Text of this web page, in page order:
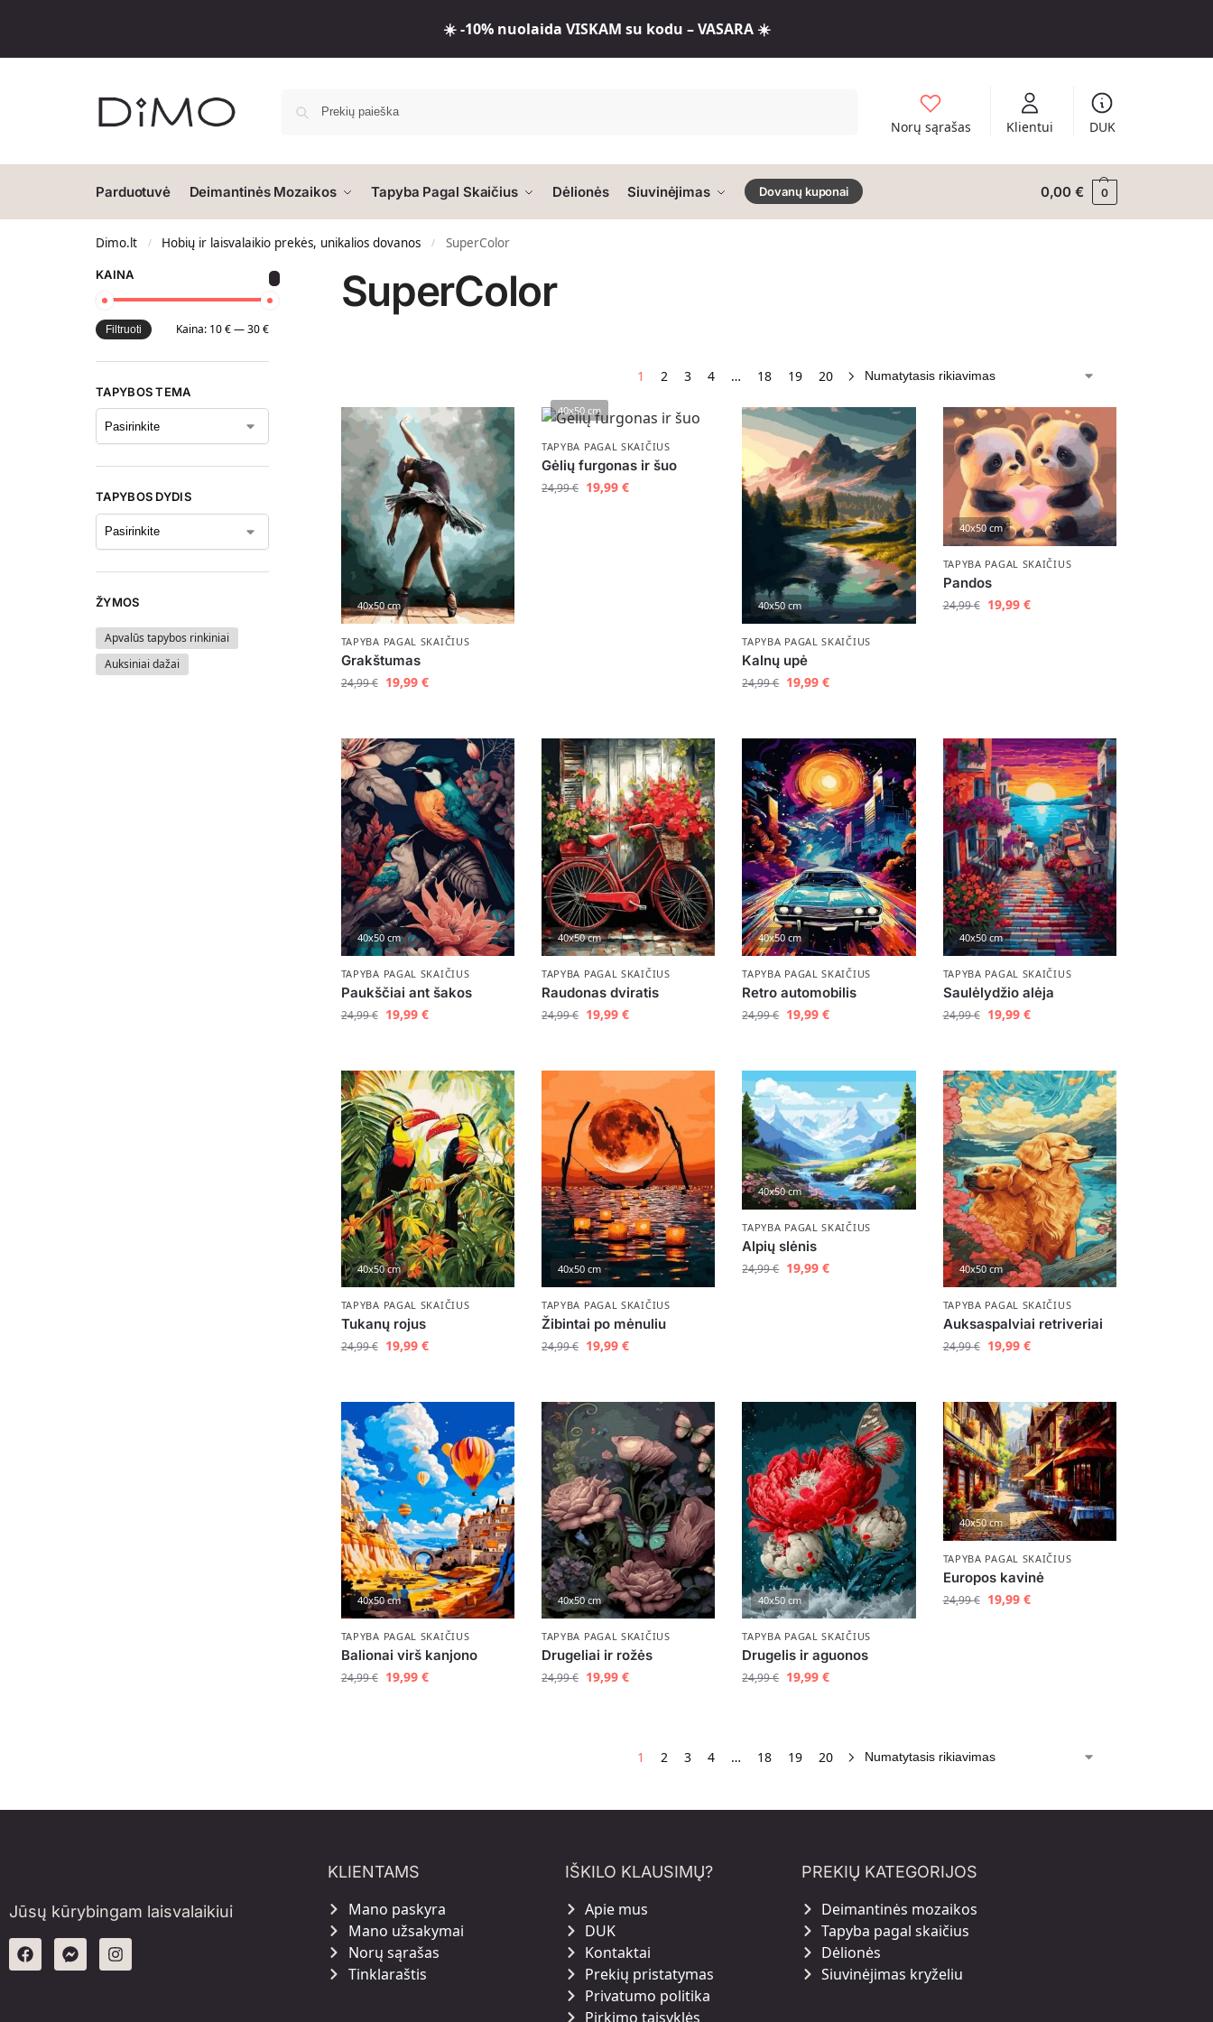
☀️ -10% nuolaida VISKAM su kodu – VASARA ☀️
Norų sąrašas Klientui DUK
Parduotuvė Deimantinės Mozaikos Tapyba Pagal Skaičius Dėlionės Siuvinėjimas Dovanų kuponai 0,00€ 0
Dimo.lt / Hobių ir laisvalaikio prekės, unikalios dovanos / SuperColor
SuperColor
1 2 3 4 … 18 19 20
40x50 cm
TAPYBA PAGAL SKAIČIUS
Grakštumas
24,99€ 19,99 €
40x50 cm
TAPYBA PAGAL SKAIČIUS
Gėlių furgonas ir šuo
24,99€ 19,99 €
40x50 cm
TAPYBA PAGAL SKAIČIUS
Kalnų upė
24,99€ 19,99€
40x50 cm
TAPYBA PAGAL SKAIČIUS
Pandos
24,99€ 19,99 €
40x50 cm
TAPYBA PAGAL SKAIČIUS
Paukščiai ant šakos
24,99€ 19,99 €
40x50 cm
TAPYBA PAGAL SKAIČIUS
Raudonas dviratis
24,99€ 19,99 €
40x50 cm
TAPYBA PAGAL SKAIČIUS
Retro automobilis
24,99€ 19,99€
40x50 cm
TAPYBA PAGAL SKAIČIUS
Saulėlydžio alėja
24,99€ 19,99 €
40x50 cm
TAPYBA PAGAL SKAIČIUS
Tukanų rojus
24,99€ 19,99 €
40x50 cm
TAPYBA PAGAL SKAIČIUS
Žibintai po mėnuliu
24,99€ 19,99 €
40x50 cm
TAPYBA PAGAL SKAIČIUS
Alpių slėnis
24,99€ 19,99€ 40x50 cm
TAPYBA PAGAL SKAIČIUS
Auksaspalviai retriveriai
24,99€ 19,99 €
40x50 cm
TAPYBA PAGAL SKAIČIUS
Balionai virš kanjono
24,99€ 19,99 €
40x50 cm
TAPYBA PAGAL SKAIČIUS
Drugeliai ir rožės
24,99€ 19,99 €
40x50 cm
TAPYBA PAGAL SKAIČIUS
Drugelis ir aguonos
24,99€ 19,99€
40x50 cm
TAPYBA PAGAL SKAIČIUS
Europos kavinė
24,99€ 19,99 €
1 2 3 4 … 18 19 20
KAINA
Filtruoti Kaina: 10 €—30 €
TAPYBOS TEMA
TAPYBOS DYDIS
ŽYMOS
Apvalūs tapybos rinkiniai
Auksiniai dažai
Jūsų kūrybingam laisvalaikiui
KLIENTAMS
Mano paskyra
Mano užsakymai
Norų sąrašas
Tinklaraštis
IŠKILO KLAUSIMŲ?
Apie mus
DUK
Kontaktai
Prekių pristatymas
Privatumo politika
Pirkimo taisyklės
PREKIŲ KATEGORIJOS
Deimantinės mozaikos
Tapyba pagal skaičius
Dėlionės
Siuvinėjimas kryželiu